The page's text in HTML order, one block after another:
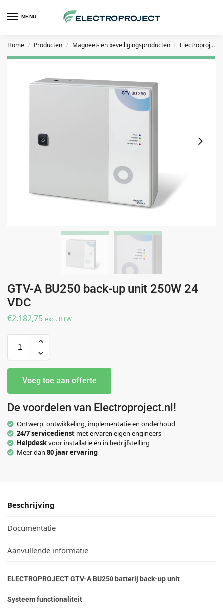
MENU
Home / Producten / Magneet- en beveiligingsproducten / Electroproject GTV voedingen
GTV-A BU250 back-up unit 250W 24
VDC
€2.182,75 excl. BTW
Voeg toe aan offerte
De voordelen van Electroproject.nl!
Ontwerp, ontwikkeling, implementatie en onderhoud
24/7 servicedienst met ervaren eigen engineers
Helpdeskvoor installatie én in bedrijfstelling
Meer dan 80 jaar ervaring
Beschrijving
Documentatie
Aanvullende informatie
ELECTROPROJECT GTV-A BU250 batterij back-up unit
Systeem functionaliteit